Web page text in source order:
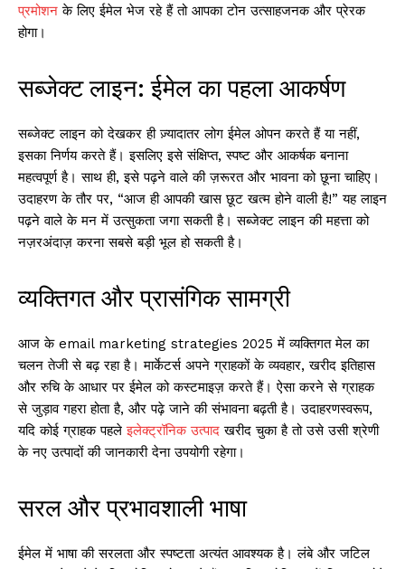
प्रमोशन के लिए ईमेल भेज रहे हैं तो आपका टोन उत्साहजनक और प्रेरक
होगा।
सब्जेक्ट लाइन: ईमेल का पहला आकर्षण
सब्जेक्ट लाइन को देखकर ही ज़्यादातर लोग ईमेल ओपन करते हैं या नहीं,
इसका निर्णय करते हैं। इसलिए इसे संक्षिप्त, स्पष्ट और आकर्षक बनाना
महत्वपूर्ण है। साथ ही, इसे पढ़ने वाले की ज़रूरत और भावना को छूना चाहिए।
उदाहरण के तौर पर, “आज ही आपकी खास छूट खत्म होने वाली है!” यह लाइन
पढ़ने वाले के मन में उत्सुकता जगा सकती है। सब्जेक्ट लाइन की महत्ता को
नज़रअंदाज़ करना सबसे बड़ी भूल हो सकती है।
व्यक्तिगत और प्रासंगिक सामग्री
आज के email marketing strategies 2025 में व्यक्तिगत मेल का
चलन तेजी से बढ़ रहा है। मार्केटर्स अपने ग्राहकों के व्यवहार, खरीद इतिहास
और रुचि के आधार पर ईमेल को कस्टमाइज़ करते हैं। ऐसा करने से ग्राहक
से जुड़ाव गहरा होता है, और पढ़े जाने की संभावना बढ़ती है। उदाहरणस्वरूप,
यदि कोई ग्राहक पहलेइलेक्ट्रॉनिक उत्पाद खरीद चुका है तो उसे उसी श्रेणी
के नए उत्पादों की जानकारी देना उपयोगी रहेगा।
सरल और प्रभावशाली भाषा
ईमेल में भाषा की सरलता और स्पष्टता अत्यंत आवश्यक है। लंबे और जटिल